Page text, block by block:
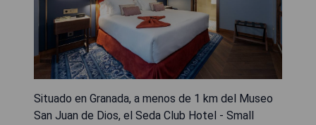
Situado en Granada, a menos de 1 km del Museo
San Juan de Dios, el Seda Club Hotel - Small